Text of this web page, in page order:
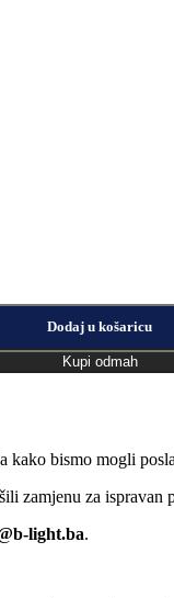
Dodaj u košaricu
Kupi odmah
kako bismo mogli
zamjenu za ispravan
light.ba.